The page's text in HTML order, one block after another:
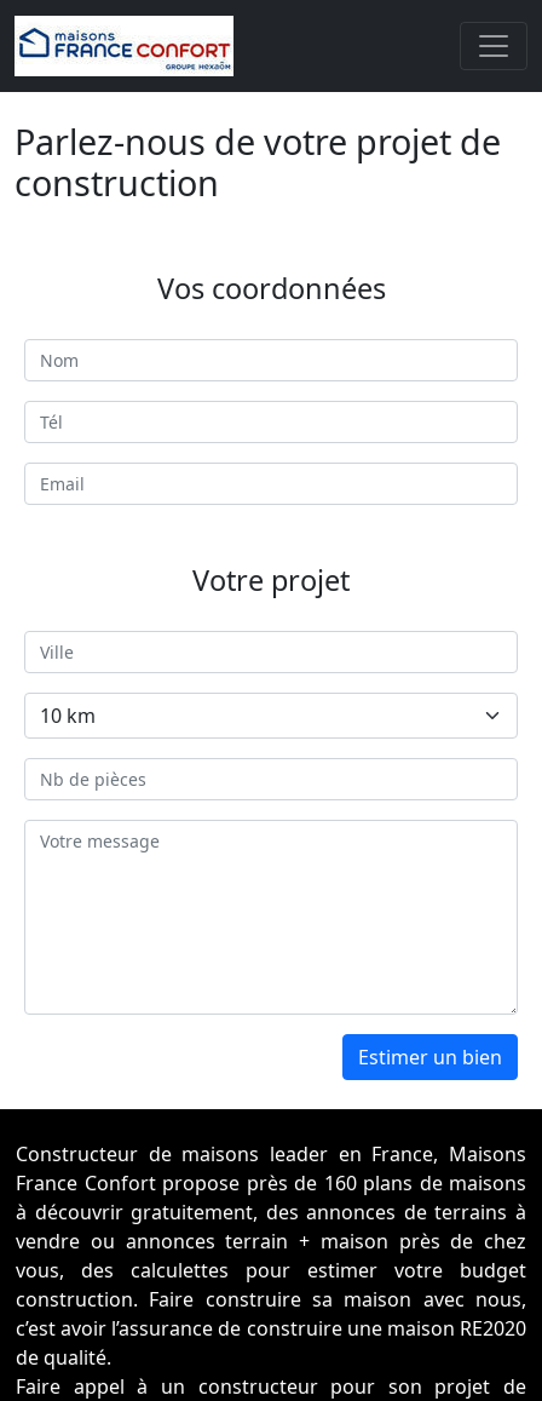
Parlez-nous de votre projet de
construction
Vos coordonnées
Votre projet
Constructeur de maisons leader en France, Maisons
France Confort propose près de 160 plans de maisons
à découvrir gratuitement, des annonces de terrains à
vendre ou annonces terrain + maison près de chez
vous, des calculettes pour estimer votre budget
construction. Faire construire sa maison avec nous,
c’est avoir l’assurance de construire une maison RE2020
de qualité.
Faire appel à un constructeur pour son projet de